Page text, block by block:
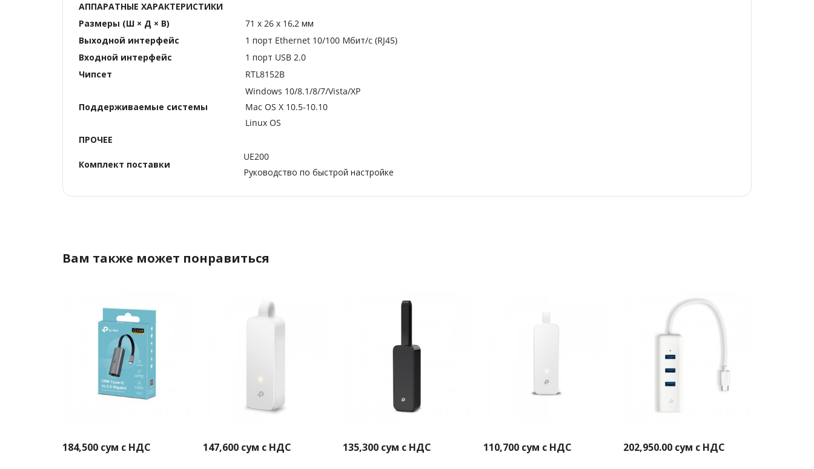
АППАРАТНЫЕ ХАРАКТЕРИСТИКИ
Размеры (Ш × Д × В)
71 x 26 x 16,2 мм
Выходной интерфейс
1 порт Ethernet 10/100 Мбит/с (RJ45)
Входной интерфейс
1 порт USB 2.0
Чипсет
RTL8152B
Поддерживаемые системы
Windows 10/8.1/8/7/Vista/XP
Mac OS X 10.5-10.10
Linux OS
ПРОЧЕЕ
Комплект поставки
UE200
Руководство по быстрой настройке
Вам также может понравиться
184,500 сум с НДС 147,600 сум с НДС 135,300 сум с НДС 110,700 сум с НДС 202,950.00 сум с НДС